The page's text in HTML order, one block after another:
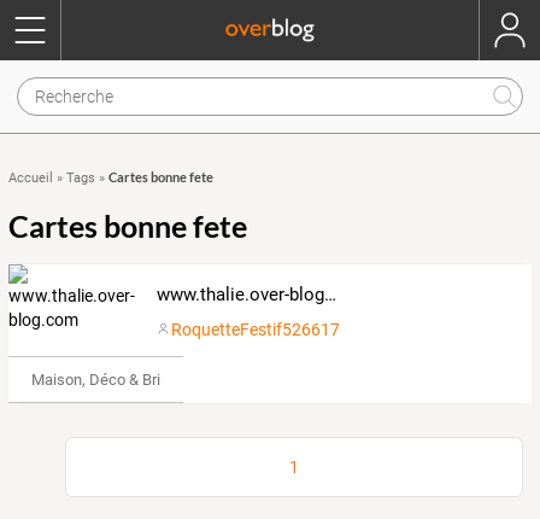
Accueil » Tags » Cartes bonne fete
Cartes bonne fete
www.thalie.over-blog.com
RoquetteFestif526617
Maison, Déco & Bricolage
1